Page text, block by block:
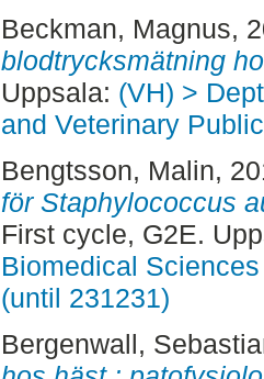
Beckman, Magnus,
blodtrycksmätning
Uppsala: (VH) >
and Veterinary
Bengtsson, Malin,
för Staphylococcus
First cycle, G2E.
Biomedical
(until 231231)
Bergenwall,